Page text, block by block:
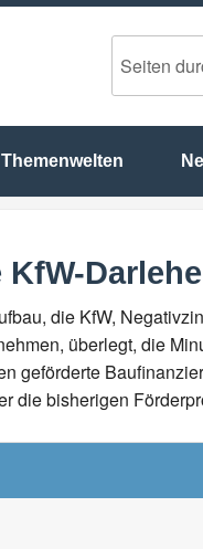
Themenwelten
die KfW,
überlegt, die
geförderte
die bisherigen